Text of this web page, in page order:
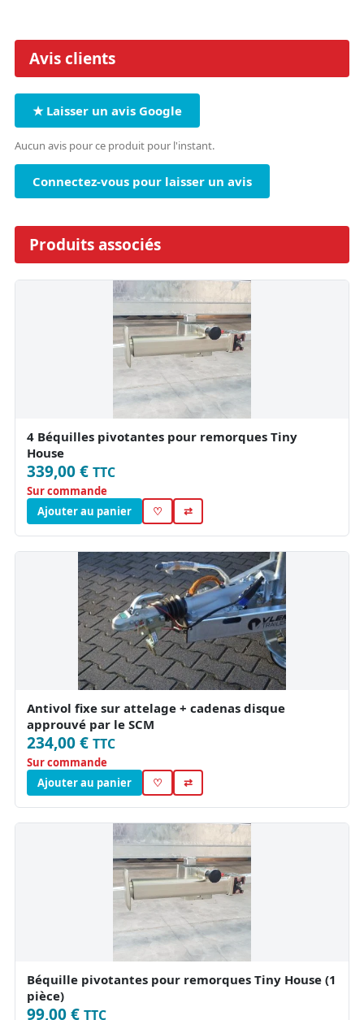
Avis clients
★ Laisser un avis Google
Aucun avis pour ce produit pour l'instant.
Connectez-vous pour laisser un avis
Produits associés
4 Béquilles pivotantes pour remorques Tiny
House
339,00 € TTC
Sur commande
Ajouter au panier
♡ ⇄
Antivol fixe sur attelage + cadenas disque
approuvé par le SCM
234,00 € TTC
Sur commande
Ajouter au panier
♡ ⇄
Béquille pivotantes pour remorques Tiny House (1
pièce)
99,00 € TTC